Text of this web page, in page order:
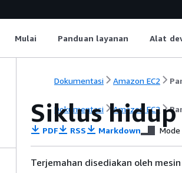
Mulai Panduan layanan Alat
Dokumentasi Amazon EC2
Dokumentasi Amazon EC2
Siklus hidup
PDF RSS Markdown
Terjemahan disediakan oleh